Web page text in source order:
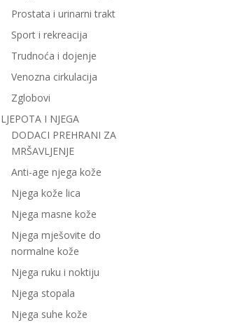
Prostata i urinarni trakt
Sport i rekreacija
Trudnoća i dojenje
Venozna cirkulacija
Zglobovi
LJEPOTA I NJEGA
DODACI PREHRANI ZA
MRŠAVLJENJE
Anti-age njega kože
Njega kože lica
Njega masne kože
Njega mješovite do
normalne kože
Njega ruku i noktiju
Njega stopala
Njega suhe kože